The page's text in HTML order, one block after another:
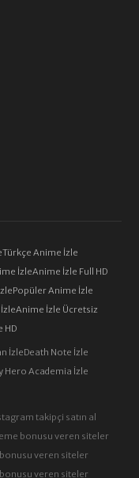
Türkçe Anime İzle
İzleAnime İzle Full HD
Popüler Anime İzle
Anime İzle Ücretsiz
HD
İzleDeath Note İzle
Hero Academia İzle
takipçi satın al
bonusu veren siteler
veren siteler
veren siteler